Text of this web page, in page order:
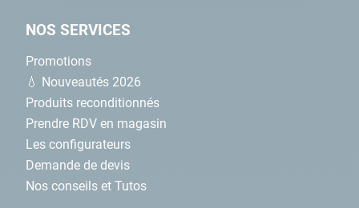
NOS SERVICES
Promotions
💧 Nouveautés 2026
Produits reconditionnés
Prendre RDV en magasin
Les configurateurs
Demande de devis
Nos conseils et Tutos